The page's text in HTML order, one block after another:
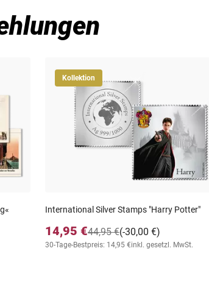
Kollektion
International Silver Stamps "Harry Potter"
14,95 € (-30,00 €)
44,95 €
30-Tage-Bestpreis: 14,95 €inkl. gesetzl. MwSt.